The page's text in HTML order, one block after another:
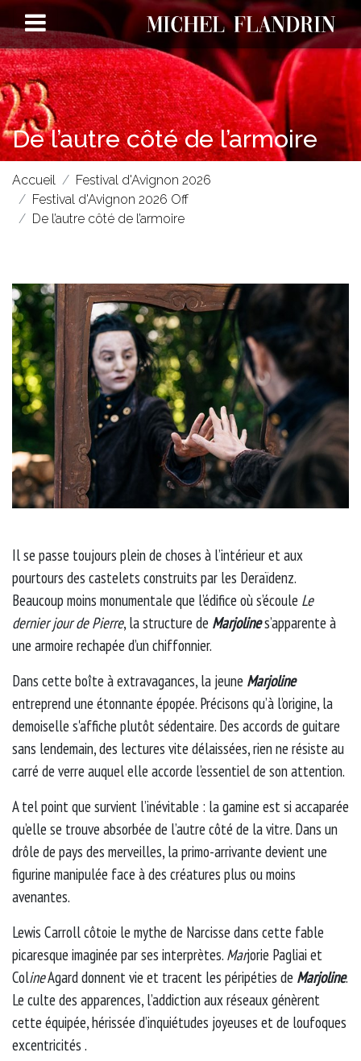
De l’autre côté de l’armoire
Accueil
Festival d'Avignon 2026
Festival d'Avignon 2026 Off
De l’autre côté de l’armoire
Il se passe toujours plein de choses à l’intérieur et aux
pourtours des castelets construits par les Deraïdenz.
Beaucoup moins monumentale que l’édifice où s’écoule Le
dernier jour de Pierre, la structure de Marjolines’apparente à
une armoire rechapée d’un chiffonnier.
Dans cette boîte à extravagances, la jeune Marjoline
entreprend une étonnante épopée. Précisons qu’à l’origine, la
demoiselle s'affiche plutôt sédentaire. Des accords de guitare
sans lendemain, des lectures vite délaissées, rien ne résiste au
carré de verre auquel elle accorde l’essentiel de son attention.
A tel point que survient l’inévitable : la gamine est si accaparée
qu’elle se trouve absorbée de l’autre côté de la vitre. Dans un
drôle de pays des merveilles, la primo-arrivante devient une
figurine manipulée face à des créatures plus ou moins
avenantes.
Lewis Carroll côtoie le mythe de Narcisse dans cette fable
picaresque imaginée par ses interprètes. Marjorie Pagliai et
ColineAgard donnent vie et tracent les péripéties de Marjoline.
Le culte des apparences, l’addiction aux réseaux génèrent
cette équipée, hérissée d’inquiétudes joyeuses et de loufoques
excentricités .